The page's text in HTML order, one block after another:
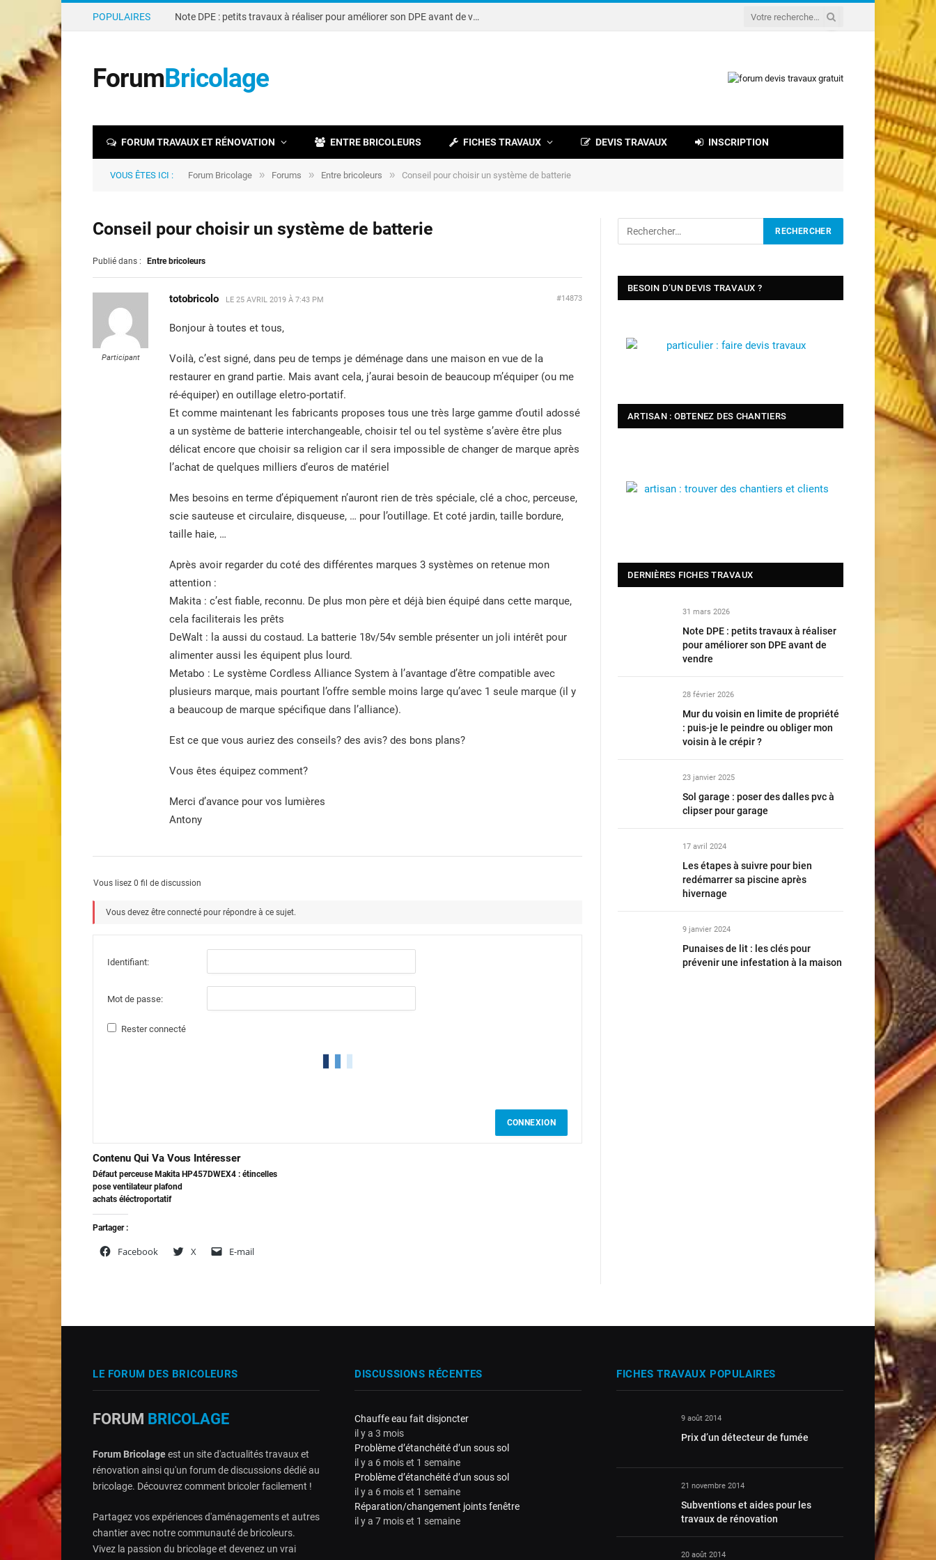
POPULAIRES Note DPE : petits travaux à réaliser pour améliorer son DPE avant de vendre
ForumBricolage
FORUM TRAVAUX ET RÉNOVATION ENTRE BRICOLEURS FICHES TRAVAUX DEVIS TRAVAUX INSCRIPTION
VOUS ÊTES ICI : Forum Bricolage » Forums » Entre bricoleurs » Conseil pour choisir un système de batterie
Conseil pour choisir un système de batterie
Publié dans : Entre bricoleurs
Participant
totobricolo LE 25 AVRIL 2019 À 7:43 PM #14873
Bonjour à toutes et tous,
Voilà, c’est signé, dans peu de temps je déménage dans une maison en vue de la
restaurer en grand partie. Mais avant cela, j’aurai besoin de beaucoup m’équiper (ou me
ré-équiper) en outillage eletro-portatif.
Et comme maintenant les fabricants proposes tous une très large gamme d’outil adossé
a un système de batterie interchangeable, choisir tel ou tel système s’avère être plus
délicat encore que choisir sa religion car il sera impossible de changer de marque après
l’achat de quelques milliers d’euros de matériel
Mes besoins en terme d’épiquement n’auront rien de très spéciale, clé a choc, perceuse,
scie sauteuse et circulaire, disqueuse, … pour l’outillage. Et coté jardin, taille bordure,
taille haie, …
Après avoir regarder du coté des différentes marques 3 systèmes on retenue mon
attention :
Makita : c’est fiable, reconnu. De plus mon père et déjà bien équipé dans cette marque,
cela faciliterais les prêts
DeWalt : la aussi du costaud. La batterie 18v/54v semble présenter un joli intérêt pour
alimenter aussi les équipent plus lourd.
Metabo : Le système Cordless Alliance System à l’avantage d’être compatible avec
plusieurs marque, mais pourtant l’offre semble moins large qu’avec 1 seule marque (il y
a beaucoup de marque spécifique dans l’alliance).
Est ce que vous auriez des conseils? des avis? des bons plans?
Vous êtes équipez comment?
Merci d’avance pour vos lumières
Antony
Vous lisez 0 fil de discussion
Vous devez être connecté pour répondre à ce sujet.
Identifiant:
Mot de passe:
Rester connecté
CONNEXION
Contenu Qui Va Vous Intéresser
Défaut perceuse Makita HP457DWEX4 : étincelles
pose ventilateur plafond
achats éléctroportatif
Partager :
Facebook X E-mail
BESOIN D’UN DEVIS TRAVAUX ?
ARTISAN : OBTENEZ DES CHANTIERS
DERNIÈRES FICHES TRAVAUX
31 mars 2026
Note DPE : petits travaux à réaliser
pour améliorer son DPE avant de
vendre
28 février 2026
Mur du voisin en limite de propriété
: puis-je le peindre ou obliger mon
voisin à le crépir ?
23 janvier 2025
Sol garage : poser des dalles pvc à
clipser pour garage
17 avril 2024
Les étapes à suivre pour bien
redémarrer sa piscine après
hivernage
9 janvier 2024
Punaises de lit : les clés pour
prévenir une infestation à la maison
LE FORUM DES BRICOLEURS
FORUM BRICOLAGE
Forum Bricolageest un site d'actualités travaux et
rénovation ainsi qu'un forum de discussions dédié au
bricolage. Découvrez comment bricoler facilement !
Partagez vos expériences d'aménagements et autres
chantier avec notre communauté de bricoleurs.
Vivez la passion du bricolage et devenez un vrai
DISCUSSIONS RÉCENTES
Chauffe eau fait disjoncter
il y a 3 mois
Problème d’étanchéité d’un sous sol
il y a 6 mois et 1 semaine
Problème d’étanchéité d’un sous sol
il y a 6 mois et 1 semaine
Réparation/changement joints fenêtre
il y a 7 mois et 1 semaine
FICHES TRAVAUX POPULAIRES
9 août 2014
Prix d’un détecteur de fumée
21 novembre 2014
Subventions et aides pour les
travaux de rénovation
20 août 2014